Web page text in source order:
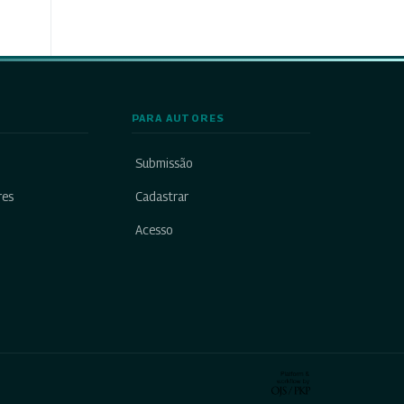
PARA AUTORES
Submissão
Cadastrar
Acesso